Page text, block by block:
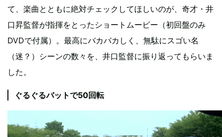
て、楽曲とともに絶対チェックしてほしいのが、奇才・井
口昇監督が指揮をとったショートムービー（初回盤のみ
DVDで付属）。最高にバカバカしく、無駄にスゴい名
（迷？）シーンの数々を、井口監督に振り返ってもらいま
した。
ぐるぐるバットで50回転